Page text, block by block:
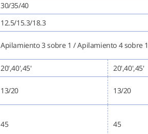
30/35/40
12.5/15.3/18.3
Apilamiento 3 sobre 1 / Apilamiento 4 sobre
20',40',45'
20',40',45'
13/20 13/20
45 45